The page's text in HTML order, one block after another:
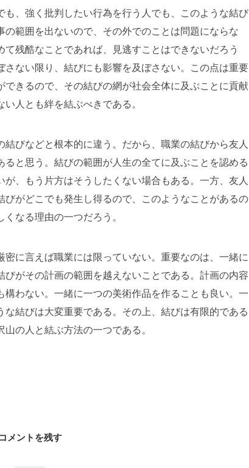
、強く批判したい行為を行う人でも、このような結び
範囲を出ないので、その外でのことは問題にならな
残酷なことであれば、見逃すことはできないだろう
ない限り、結びにも影響を及ぼさない。この点は重要
きるので、その結びの網が社会全体に及ぶことに貢献
人とも絆を結ぶべきである。
びなどと根本的に違う。だから、職業の結びから友人
と思う。結びの範囲が人生の全てに及ぶことを認める
、もう片方はそうしたくない場合もある。一方、友人
がどこでも発生し得るので、このようなことがあるの
なる理由の一つだろう。
に言えば職業には限っていない。重要なのは、一緒に
がその計画の範囲を越えないことである。計画の内容
わない。一緒に一つの美術作品を作ることも良い。一
結びは大変重要である。その上、結びは有限的である
の人と結ぶ方法の一つである。
コメントを残す